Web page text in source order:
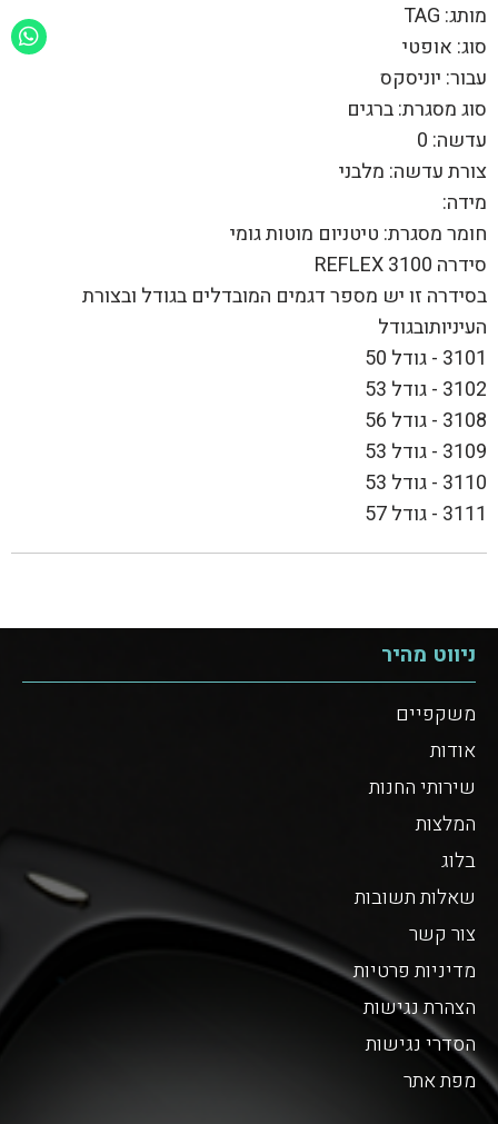
מותג: TAG
סוג: אופטי
עבור: יוניסקס
סוג מסגרת: ברגים
עדשה: 0
צורת עדשה: מלבני
מידה:
חומר מסגרת: טיטניום מוטות גומי
סידרה 3100 REFLEX
בסידרה זו יש מספר דגמים המובדלים בגודל ובצורת
העיניותובגודל
3101 - גודל 50
3102 - גודל 53
3108 - גודל 56
3109 - גודל 53
3110 - גודל 53
3111 - גודל 57
ניווט מהיר
משקפיים
אודות
שירותי החנות
המלצות
בלוג
שאלות תשובות
צור קשר
מדיניות פרטיות
הצהרת נגישות
הסדרי נגישות
מפת אתר